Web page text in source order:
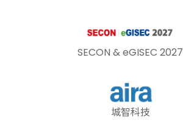
SECON & eGISEC 2027
城智科技